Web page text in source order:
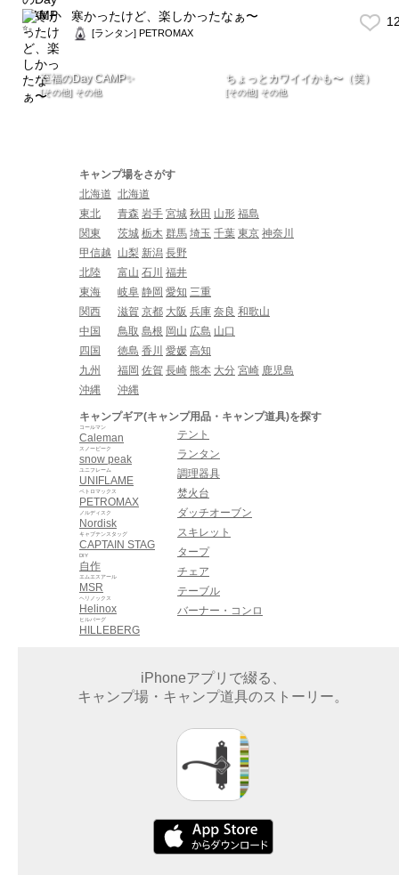
寒かったけど、楽しかったなぁ〜
[ランタン] PETROMAX
至福のDay CAMP✨
[その他] その他
ちょっとカワイイかも〜（笑）
[その他] その他
キャンプ場をさがす
北海道 北海道
東北
青森 岩手 宮城 秋田 山形 福島
関東
茨城 栃木 群馬 埼玉 千葉 東京 神奈川
甲信越
山梨 新潟 長野
北陸
富山 石川 福井
東海
岐阜 静岡 愛知 三重
関西
滋賀 京都 大阪 兵庫 奈良 和歌山
中国
鳥取 島根 岡山 広島 山口
四国
徳島 香川 愛媛 高知
九州
福岡 佐賀 長崎 熊本 大分 宮崎 鹿児島
沖縄
沖縄
キャンプギア(キャンプ用品・キャンプ道具)を探す
Caleman
コールマン
snow peak
スノーピーク
UNIFLAME
ユニフレーム
PETROMAX
ペトロマックス
Nordisk
ノルディスク
CAPTAIN STAG
キャプテンスタッグ
自作
DIY
MSR
エムエスアール
Helinox
ヘリノックス
HILLEBERG
ヒルバーグ
テント
ランタン
調理器具
焚火台
ダッチオーブン
スキレット
タープ
チェア
テーブル
バーナー・コンロ
iPhoneアプリで綴る、
キャンプ場・キャンプ道具のストーリー。